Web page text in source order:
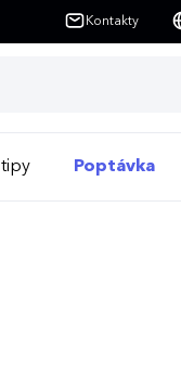
Kontakty
Poptávka